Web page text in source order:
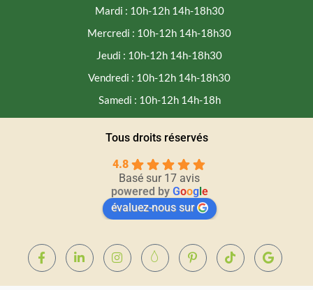
Mardi : 10h-12h 14h-18h30
Mercredi : 10h-12h 14h-18h30
Jeudi : 10h-12h 14h-18h30
Vendredi : 10h-12h 14h-18h30
Samedi : 10h-12h 14h-18h
Tous droits réservés
4.8
Basé sur 17 avis
powered by Google
évaluez-nous sur